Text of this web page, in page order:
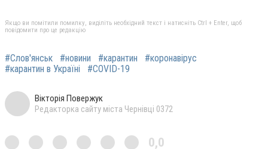
Якщо ви помітили помилку, виділіть необхідний текст і натисніть Ctrl + Enter, щоб
повідомити про це редакцію
#Слов'янськ #новини #карантин
#коронавірус
#карантин в Україні
#COVID-19
Вікторія Повержук
Редакторка сайту міста Чернівці 0372
0,0